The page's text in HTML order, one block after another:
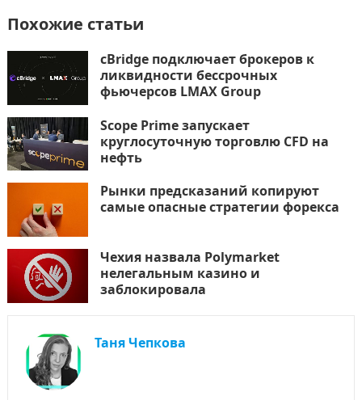
Похожие статьи
cBridge подключает брокеров к
ликвидности бессрочных
фьючерсов LMAX Group
Scope Prime запускает
круглосуточную торговлю CFD на
нефть
Рынки предсказаний копируют
самые опасные стратегии форекса
Чехия назвала Polymarket
нелегальным казино и
заблокировала
Таня Чепкова